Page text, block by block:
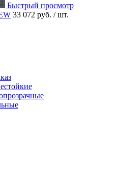
Быстрый просмотр
33 072 руб. / шт.